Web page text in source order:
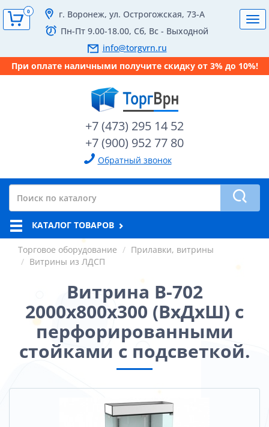
г. Воронеж, ул. Острогожская, 73-А
Пн-Пт 9.00-18.00, Сб, Вс - Выходной
info@torgvrn.ru
При оплате наличными получите скидку от 3% до 10%!
+7 (473) 295 14 52
+7 (900) 952 77 80
Обратный звонок
0
КАТАЛОГ ТОВАРОВ
Торговое оборудование
Прилавки, витрины
Витрины из ЛДСП
Витрина В-702
2000х800х300 (ВхДхШ) с
перфорированными
стойками с подсветкой.